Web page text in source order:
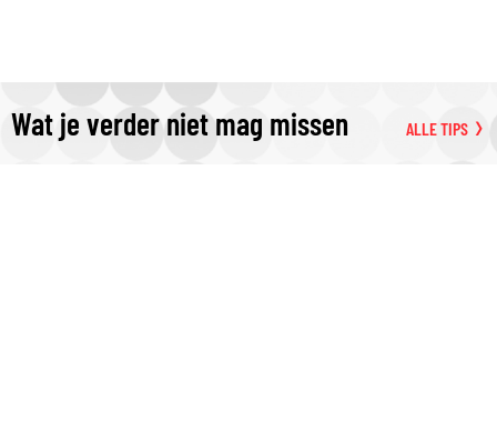
Wat je verder niet mag missen ALLE TIPS